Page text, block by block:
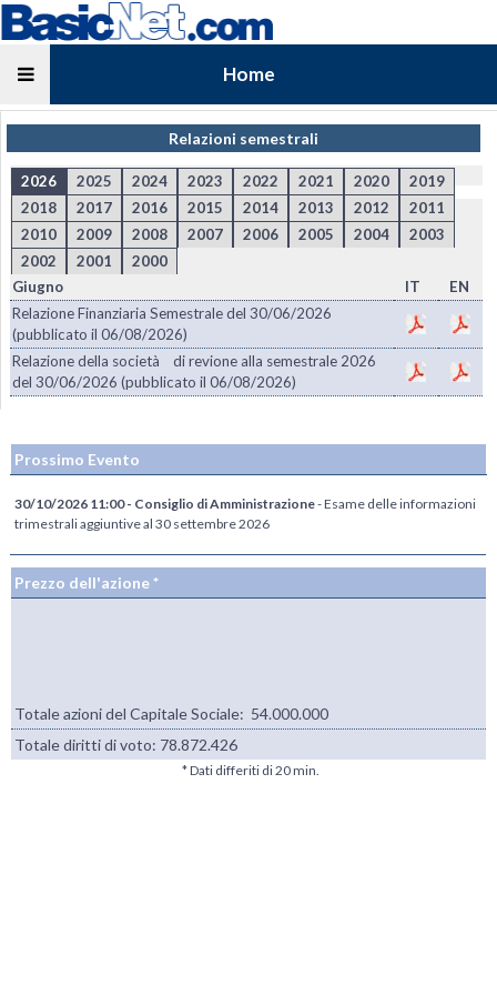
Home
Relazioni semestrali
2026 2025 2024 2023 2022 2021 2020
2019
2018
2017 2016 2015 2014 2013 2012
2011
2010
2009 2008 2007 2006 2005 2004
2003
2002
2001
2000
Giugno
IT
EN
Relazione Finanziaria Semestrale del 30/06/2026
(pubblicato il 06/08/2026)
Relazione della società di revione alla semestrale 2026
del 30/06/2026 (pubblicato il 06/08/2026)
Prossimo Evento
30/10/2026 11:00 - Consiglio di Amministrazione- Esame delle informazioni
trimestrali aggiuntive al 30 settembre 2026
Prezzo dell'azione *
Totale azioni del Capitale Sociale: 54.000.000
Totale diritti di voto: 78.872.426
* Dati differiti di 20 min.